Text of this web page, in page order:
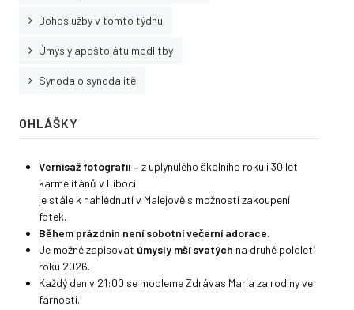
SVÁTOSTI
Křest
Biřmování
Eucharistie
Manželství
Smíření
Bohoslužby v tomto týdnu
Úmysly apoštolátu modlitby
Synoda o synodalitě
OHLÁŠKY
Vernisáž fotografií – z uplynulého školního roku i 30 let
karmelitánů v Liboci
je stále k nahlédnutí v Malejově s možností zakoupení
fotek.
Během prázdnin není sobotní večerní adorace.
Je možné zapisovat úmysly mší svatých na druhé pololetí
roku 2026.
Každý den v 21:00 se modleme Zdrávas Maria za rodiny ve
farnosti.